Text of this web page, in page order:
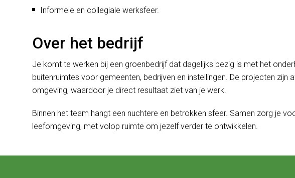
Informele en collegiale werksfeer.
Over het bedrijf
Je komt te werken bij een groenbedrijf dat dagelijks bezig is met het
buitenruimtes voor gemeenten, bedrijven en instellingen. De projecten zijn
omgeving, waardoor je direct resultaat ziet van je werk.
Binnen het team hangt een nuchtere en betrokken sfeer. Samen zorg je
leefomgeving, met volop ruimte om jezelf verder te ontwikkelen.